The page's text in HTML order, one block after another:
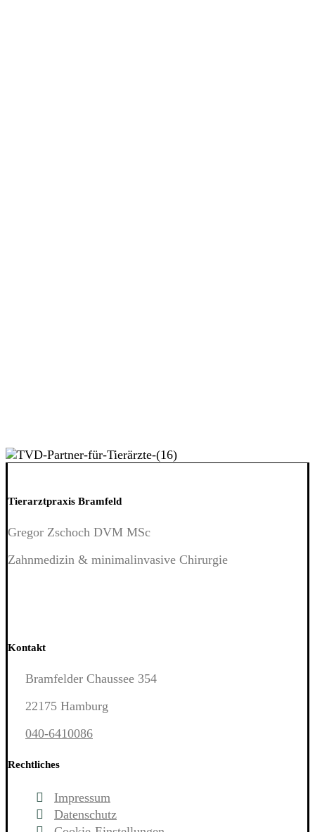
Tierarztpraxis Bramfeld
Gregor Zschoch DVM MSc
Zahnmedizin & minimalinvasive Chirurgie
Kontakt
Bramfelder Chaussee 354
22175 Hamburg
040-6410086
Rechtliches
Impressum
Datenschutz